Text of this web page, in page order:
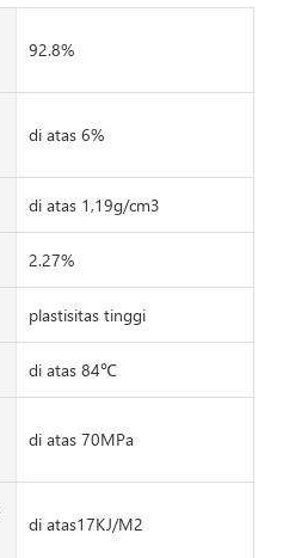
92.8%
di atas 6%
di atas 1,19g/cm3
2.27%
plastisitas tinggi
di atas 84℃
di atas 70MPa
di atas17KJ/M2